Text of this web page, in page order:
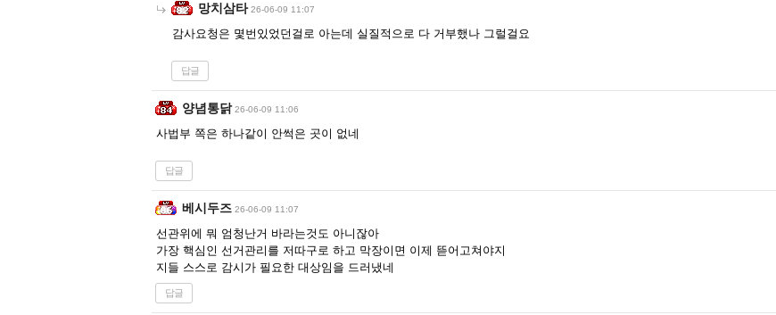
망치삼타 26-06-09 11:07
감사요청은 몇번있었던걸로 아는데 실질적으로 다 거부했나 그럴걸요
답글
양념통닭 26-06-09 11:06
사법부 쪽은 하나같이 안썩은 곳이 없네
답글
베시두즈 26-06-09 11:07
선관위에 뭐 엄청난거 바라는것도 아니잖아
가장 핵심인 선거관리를 저따구로 하고 막장이면 이제 뜯어고쳐야지
지들 스스로 감시가 필요한 대상임을 드러냈네
답글